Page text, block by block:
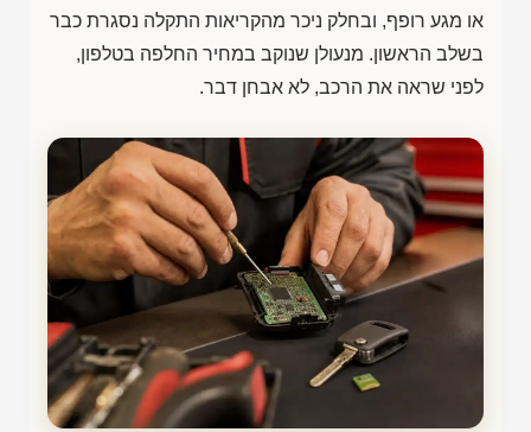
או מגע רופף, ובחלק ניכר מהקריאות התקלה נסגרת כבר
בשלב הראשון. מנעולן שנוקב במחיר החלפה בטלפון,
לפני שראה את הרכב, לא אבחן דבר.